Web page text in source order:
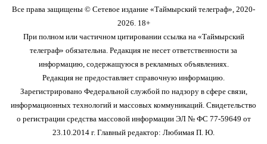
Все права защищены © Сетевое издание «Таймырский телеграф», 2020-
2026. 18+
При полном или частичном цитировании ссылка на «Таймырский
телеграф» обязательна. Редакция не несет ответственности за
информацию, содержащуюся в рекламных объявлениях.
Редакция не предоставляет справочную информацию.
Зарегистрировано Федеральной службой по надзору в сфере связи,
информационных технологий и массовых коммуникаций. Свидетельство
о регистрации средства массовой информации ЭЛ № ФС 77-59649 от
23.10.2014 г. Главный редактор: Любимая П. Ю.